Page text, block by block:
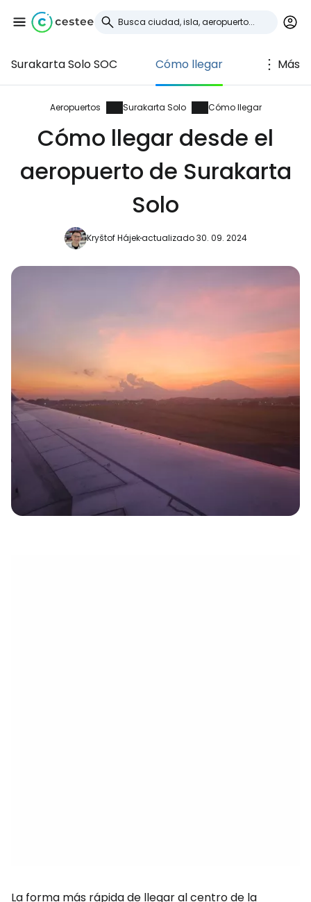
Surakarta Solo SOC Cómo llegar Más
Aeropuertos Surakarta Solo Cómo llegar
Cómo llegar desde el
aeropuerto de Surakarta
Solo
Kryštof Hájekactualizado 30. 09. 2024
La forma más rápida de llegar al centro de la
Iniciar sesión en
Cestee
... la comunidad mundial de viajeros
Continuar con Facebook